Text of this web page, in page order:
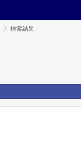
検索結果